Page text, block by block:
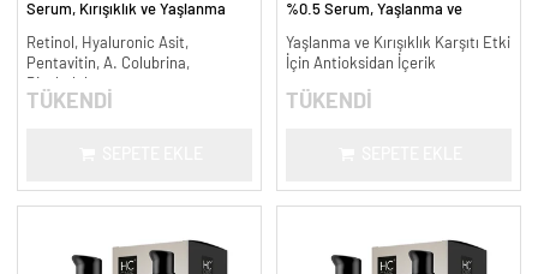
Serum, Kırışıklık ve Yaşlanma
Retinol, Hyaluronic Asit,
Pentavitin, A. Colubrina,
Bisabolol
TÜKENDİ
%0.5 Serum, Yaşlanma ve
Yaşlanma ve Kırışıklık Karşıtı Etki
İçin Antioksidan İçerik
TÜKENDİ